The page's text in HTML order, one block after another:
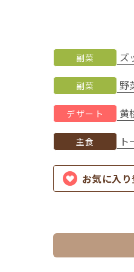
副菜 ズ
副菜 野
デザート 黄
主食
お気に入り